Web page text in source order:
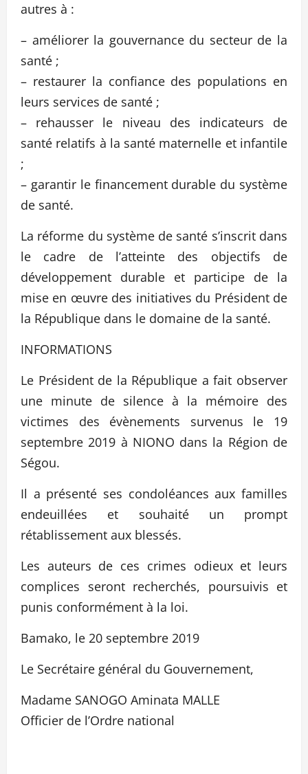
autres à :
– améliorer la gouvernance du secteur de la
santé ;
– restaurer la confiance des populations en
leurs services de santé ;
– rehausser le niveau des indicateurs de
santé relatifs à la santé maternelle et infantile
;
– garantir le financement durable du système
de santé.
La réforme du système de santé s’inscrit dans
le cadre de l’atteinte des objectifs de
développement durable et participe de la
mise en œuvre des initiatives du Président de
la République dans le domaine de la santé.
INFORMATIONS
Le Président de la République a fait observer
une minute de silence à la mémoire des
victimes des évènements survenus le 19
septembre 2019 à NIONO dans la Région de
Ségou.
Il a présenté ses condoléances aux familles
endeuillées et souhaité un prompt
rétablissement aux blessés.
Les auteurs de ces crimes odieux et leurs
complices seront recherchés, poursuivis et
punis conformément à la loi.
Bamako, le 20 septembre 2019
Le Secrétaire général du Gouvernement,
Madame SANOGO Aminata MALLE
Officier de l’Ordre national